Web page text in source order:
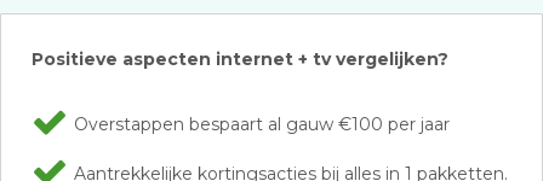
Positieve aspecten internet + tv vergelijken?
Overstappen bespaart al gauw €100 per jaar
Aantrekkelijke kortingsacties bij alles in 1 pakketten.